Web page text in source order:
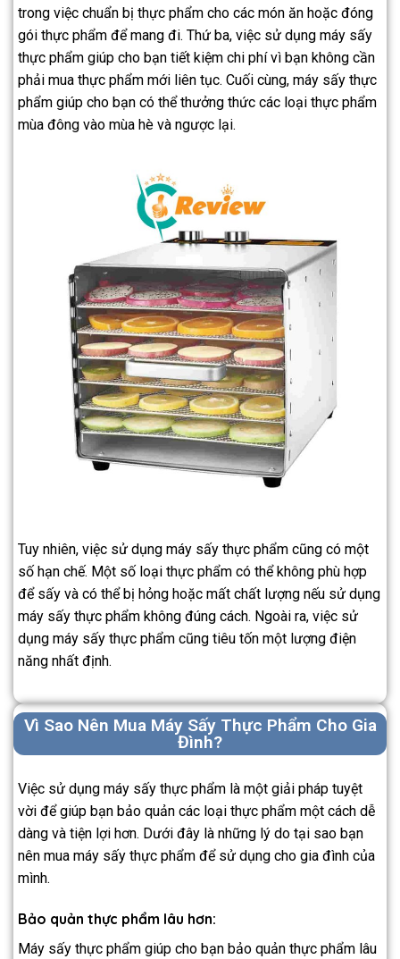
trong việc chuẩn bị thực phẩm cho các món ăn hoặc đóng
gói thực phẩm để mang đi. Thứ ba, việc sử dụng máy sấy
thực phẩm giúp cho bạn tiết kiệm chi phí vì bạn không cần
phải mua thực phẩm mới liên tục. Cuối cùng, máy sấy thực
phẩm giúp cho bạn có thể thưởng thức các loại thực phẩm
mùa đông vào mùa hè và ngược lại.
Tuy nhiên, việc sử dụng máy sấy thực phẩm cũng có một
số hạn chế. Một số loại thực phẩm có thể không phù hợp
để sấy và có thể bị hỏng hoặc mất chất lượng nếu sử dụng
máy sấy thực phẩm không đúng cách. Ngoài ra, việc sử
dụng máy sấy thực phẩm cũng tiêu tốn một lượng điện
năng nhất định.
Vì Sao Nên Mua Máy Sấy Thực Phẩm Cho Gia
Đình?
Việc sử dụng máy sấy thực phẩm là một giải pháp tuyệt
vời để giúp bạn bảo quản các loại thực phẩm một cách dễ
dàng và tiện lợi hơn. Dưới đây là những lý do tại sao bạn
nên mua máy sấy thực phẩm để sử dụng cho gia đình của
mình.
Bảo quản thực phẩm lâu hơn:
Máy sấy thực phẩm giúp cho bạn bảo quản thực phẩm lâu